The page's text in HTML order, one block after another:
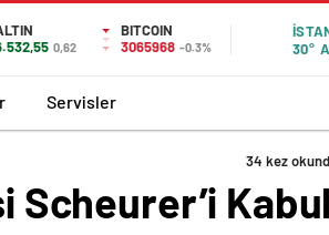
0,62
BITCOIN
3065968 -0.3%
30°
Servisler
34 kez
Scheurer’i